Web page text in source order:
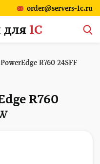
order@servers-1c.ru
для1С
R760 24SFF
R760